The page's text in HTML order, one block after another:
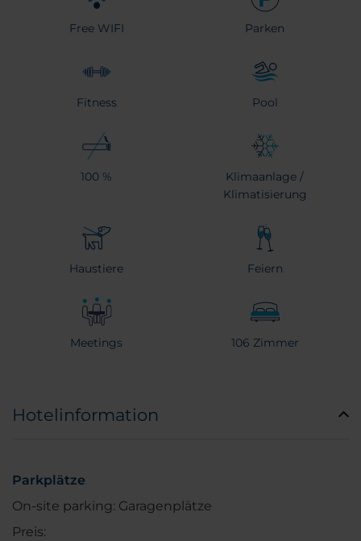
Free WIFI Parken
Fitness Pool
100 %
Klimaanlage /
Klimatisierung
Haustiere Feiern
Meetings 106 Zimmer
Hotelinformation
Parkplätze
On-site parking: Garagenplätze
Preis: